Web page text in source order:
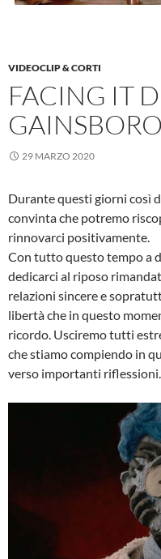
VIDEOCLIP & CORTI
FACING IT
29 MARZO 2020
Durante questi giorni così
convinta che potremo
rinnovarci positivamente.
Con tutto questo tempo a
dedicarci al riposo
relazioni sincere e
libertà che in questo
ricordo. Usciremo tutti
che stiamo compiendo in
verso importanti riflessioni.